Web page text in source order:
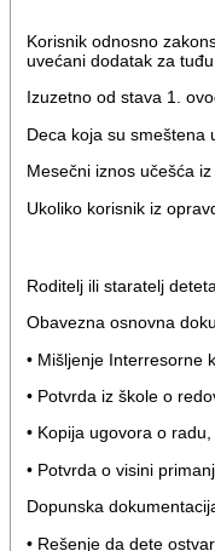
Korisnik odnosno
uvećani dodatak za
Izuzetno od stava 1.
Deca koja su smeštena
Mesečni iznos učešća
Ukoliko korisnik iz
Roditelj ili staratelj
Obavezna osnovna
• Mišljenje Interresorne
• Potvrda iz škole o
• Kopija ugovora o
• Potvrda o visini
Dopunska
• Rešenje da dete